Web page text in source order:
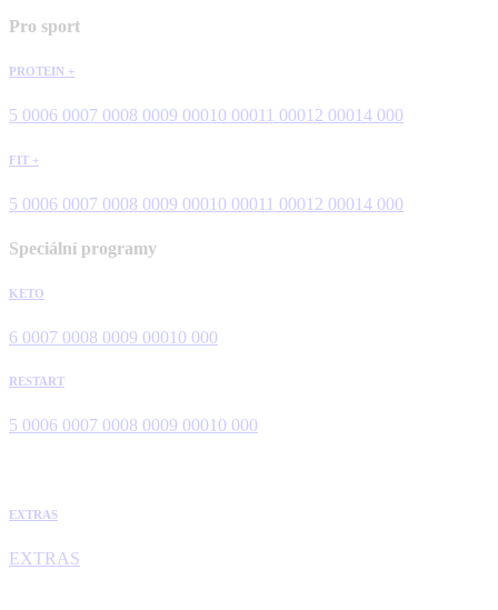
Pro sport
PROTEIN +
5 0006 0007 0008 0009 00010 00011 00012 00014 000
FIT +
5 0006 0007 0008 0009 00010 00011 00012 00014 000
Speciální programy
KETO
6 0007 0008 0009 00010 000
RESTART
5 0006 0007 0008 0009 00010 000
EXTRAS
EXTRAS